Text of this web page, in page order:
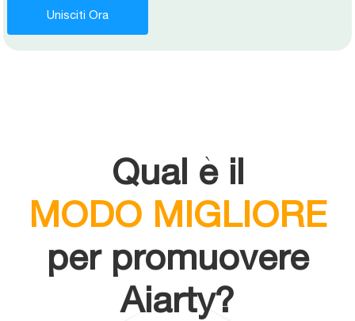
Unisciti Ora
Qual è il
MODO MIGLIORE
per promuovere
Aiarty?